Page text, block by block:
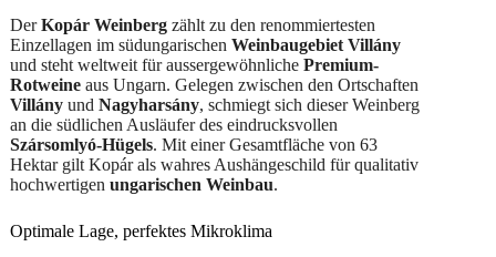
DerKopár Weinbergzählt zu den renommiertesten
Einzellagen im südungarischen Weinbaugebiet Villány
und steht weltweit für aussergewöhnliche Premium-
Rotweineaus Ungarn. Gelegen zwischen den Ortschaften
Villányund Nagyharsány, schmiegt sich dieser Weinberg
an die südlichen Ausläufer des eindrucksvollen
Szársomlyó-Hügels. Mit einer Gesamtfläche von 63
Hektar gilt Kopár als wahres Aushängeschild für qualitativ
hochwertigen ungarischen Weinbau.
Optimale Lage, perfektes Mikroklima